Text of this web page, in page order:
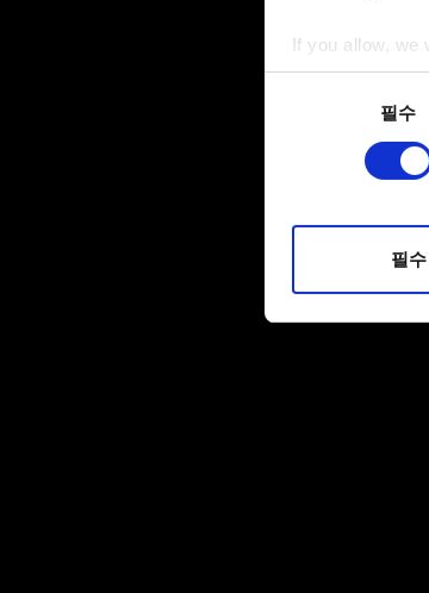
If you allow, we
Collect
Identify
Find out more
피드백을 제공
소통할 경우,
필수
필